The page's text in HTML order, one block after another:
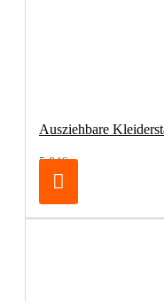
Ausziehbare
5,84€